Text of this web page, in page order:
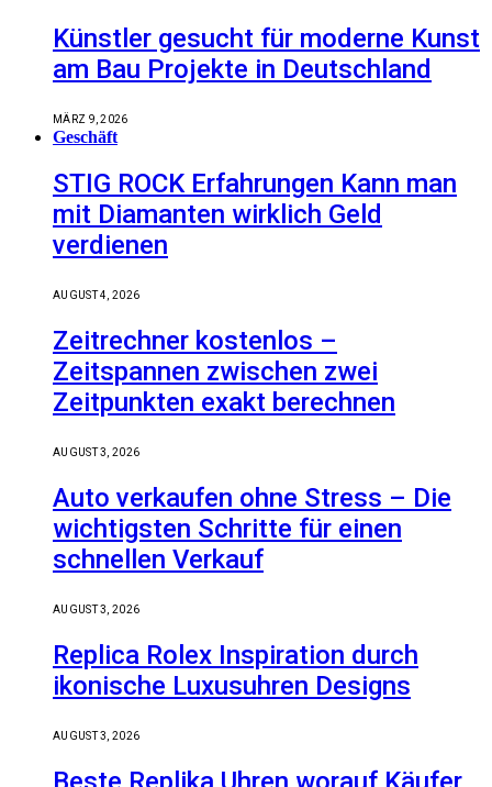
Künstler gesucht für moderne Kunst
am Bau Projekte in Deutschland
MÄRZ 9, 2026
Geschäft
STIG ROCK Erfahrungen Kann man
mit Diamanten wirklich Geld
verdienen
AUGUST 4, 2026
Zeitrechner kostenlos –
Zeitspannen zwischen zwei
Zeitpunkten exakt berechnen
AUGUST 3, 2026
Auto verkaufen ohne Stress – Die
wichtigsten Schritte für einen
schnellen Verkauf
AUGUST 3, 2026
Replica Rolex Inspiration durch
ikonische Luxusuhren Designs
AUGUST 3, 2026